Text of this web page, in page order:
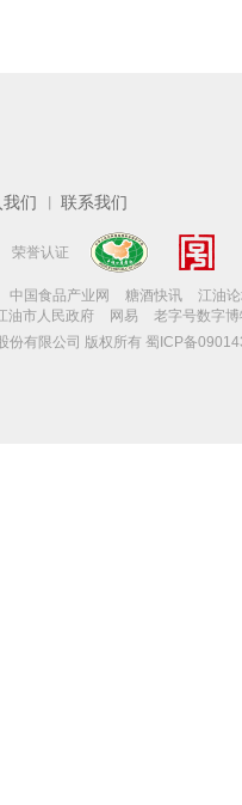
我们 联系我们
荣誉认证
中国食品产业网 糖酒快讯
江油
油市人民政府 网易
老字号数字
有限公司 版权所有 蜀ICP备